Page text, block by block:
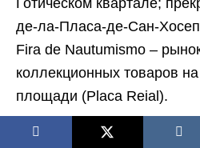
Готическом квартале;
де-ла-Пласа-де-Сан-
Fira de Nautumismo –
коллекционных товаров
площади (Placa Reial).